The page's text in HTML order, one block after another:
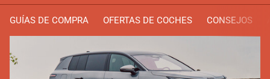
GUÍAS DE COMPRA OFERTAS DE COCHES CONSEJOS